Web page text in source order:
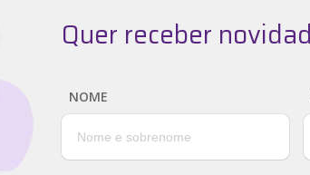
Quer receber
NOME